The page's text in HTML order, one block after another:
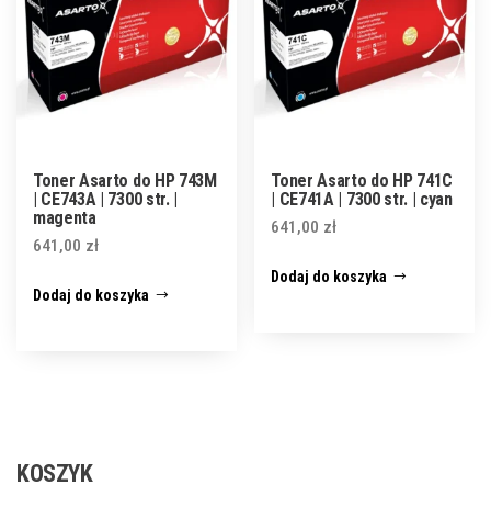
Toner Asarto do HP 743M
| CE743A | 7300 str. |
magenta
641,00 zł
Dodaj do koszyka
Toner Asarto do HP 741C
| CE741A | 7300 str. | cyan
641,00 zł
Dodaj do koszyka
KOSZYK